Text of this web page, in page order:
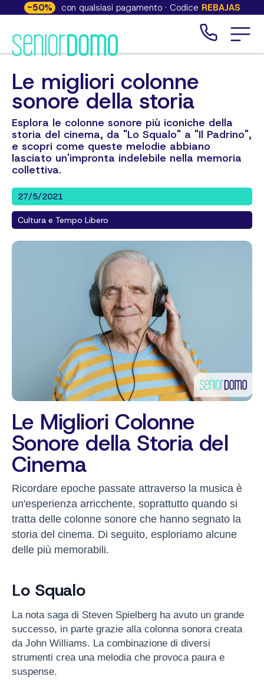
-50% con qualsiasi pagamento · Codice REBAJAS
Le migliori colonne
sonore della storia
Esplora le colonne sonore più iconiche della
storia del cinema, da "Lo Squalo" a "Il Padrino",
e scopri come queste melodie abbiano
lasciato un'impronta indelebile nella memoria
collettiva.
27/5/2021
Cultura e Tempo Libero
Le Migliori Colonne
Sonore della Storia del
Cinema
Ricordare epoche passate attraverso la musica è
un'esperienza arricchente, soprattutto quando si
tratta delle colonne sonore che hanno segnato la
storia del cinema. Di seguito, esploriamo alcune
delle più memorabili.
Lo Squalo
La nota saga di Steven Spielberg ha avuto un grande
successo, in parte grazie alla colonna sonora creata
da John Williams. La combinazione di diversi
strumenti crea una melodia che provoca paura e
suspense.